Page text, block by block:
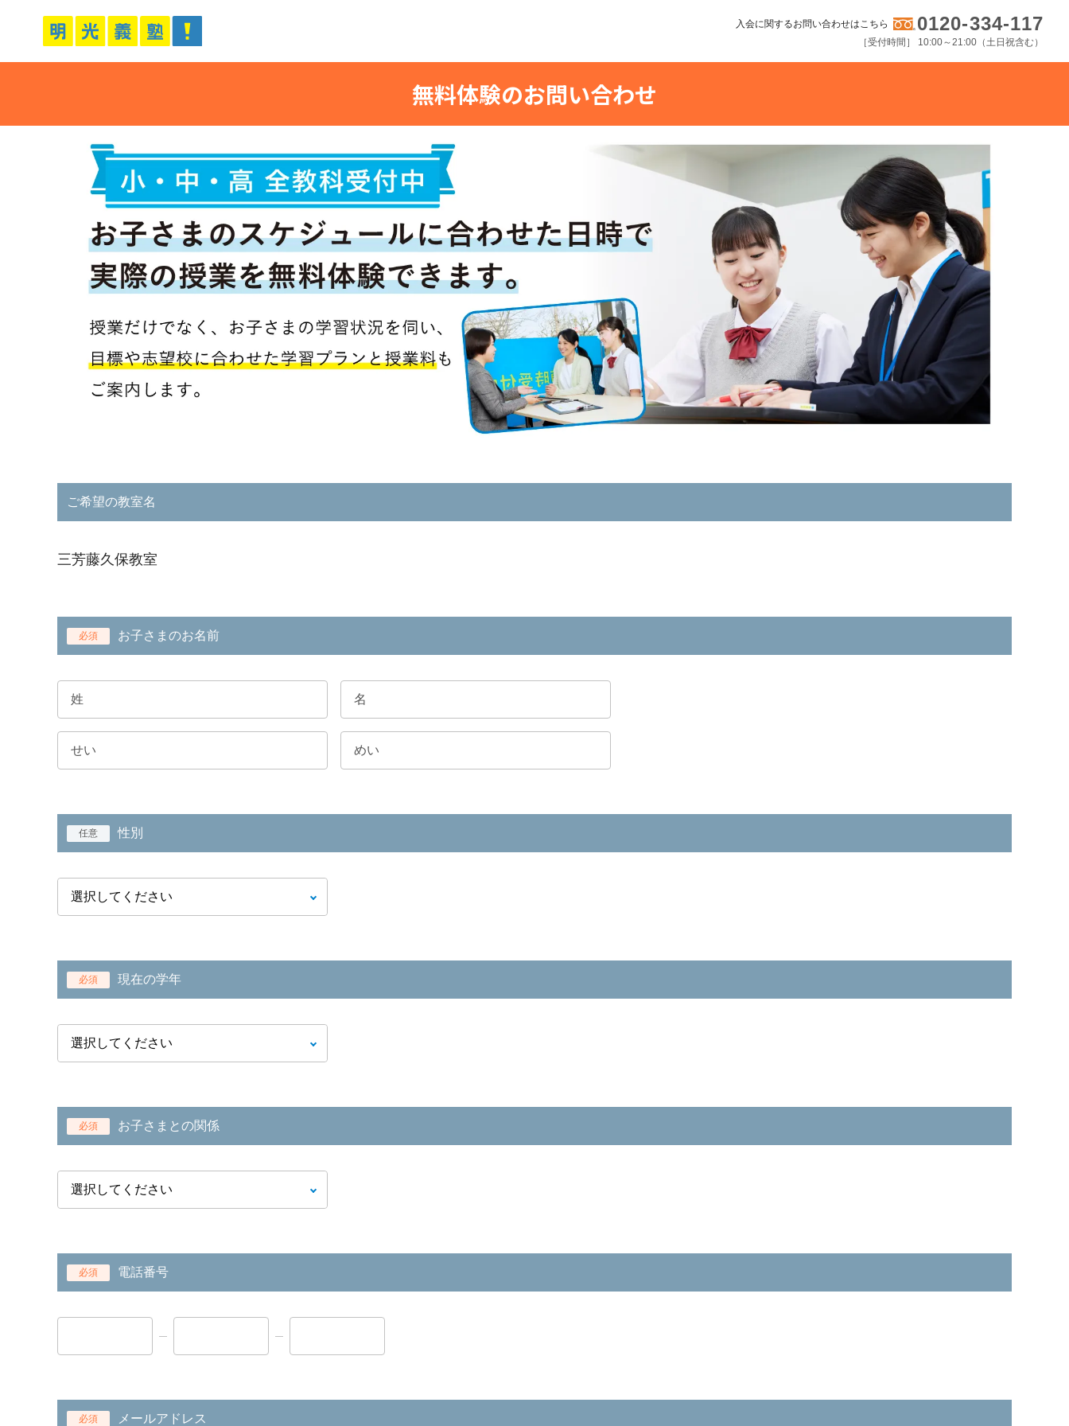
入会に関するお問い合わせはこちら 0120-334-117
［受付時間］ 10:00～21:00（土日祝含む）
無料体験のお問い合わせ
ご希望の教室名
三芳藤久保教室
必須 お子さまのお名前
任意 性別
必須 現在の学年
必須 お子さまとの関係
必須 電話番号
必須 メールアドレス